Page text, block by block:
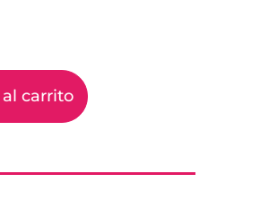
carrito